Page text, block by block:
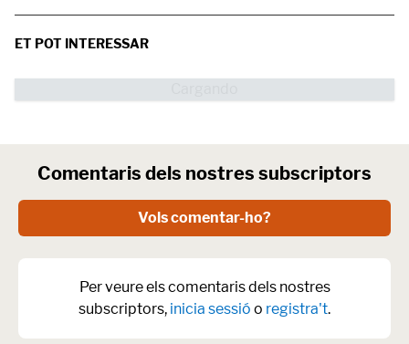
ET POT INTERESSAR
Comentaris dels nostres subscriptors
Vols comentar-ho?
Per veure els comentaris dels nostres
subscriptors, inicia sessió o registra't.